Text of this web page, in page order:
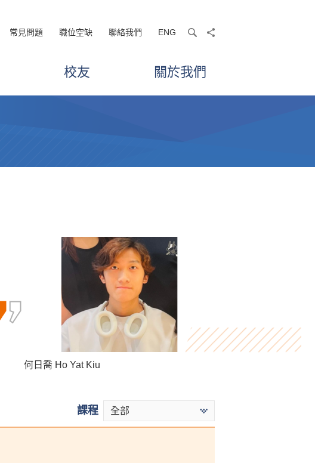
常見問題 職位空缺 聯絡我們 ENG searchshare
校友 關於我們
鄭皓駿 Cheng Ho Chun
何日喬 Ho Yat Kiu
何卓權 Ho Cheuk Kuen
課程 全部